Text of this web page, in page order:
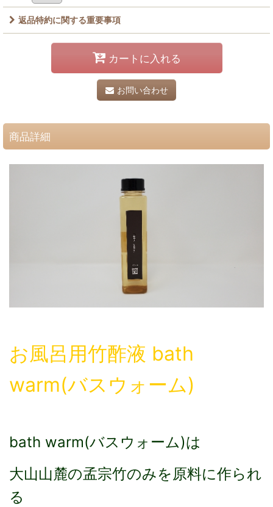
返品特約に関する重要事項
カートに入れる
お問い合わせ
商品詳細
お風呂用竹酢液 bath
warm(バスウォーム)
bath warm(バスウォーム)は
大山山麓の孟宗竹のみを原料に作られ
る